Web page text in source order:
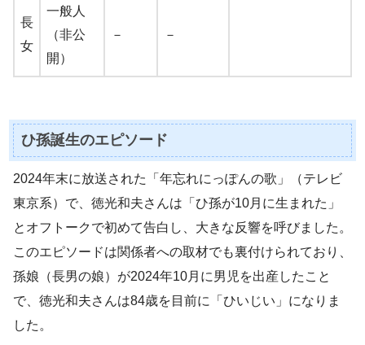
長
女
一般人
（非公
開）
－ －
ひ孫誕生のエピソード
2024年末に放送された「年忘れにっぽんの歌」（テレビ
東京系）で、徳光和夫さんは「ひ孫が10月に生まれた」
とオフトークで初めて告白し、大きな反響を呼びました。
このエピソードは関係者への取材でも裏付けられており、
孫娘（長男の娘）が2024年10月に男児を出産したこと
で、徳光和夫さんは84歳を目前に「ひいじい」になりま
した。